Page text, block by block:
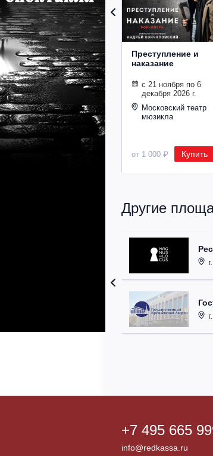
Преступление и
наказание
с 21 ноября по 6
декабря 2026 г.
Московский театр
мюзикла
от 1 000 ₽ Купить
Другие
+7 495 665
info@redkassa.ru